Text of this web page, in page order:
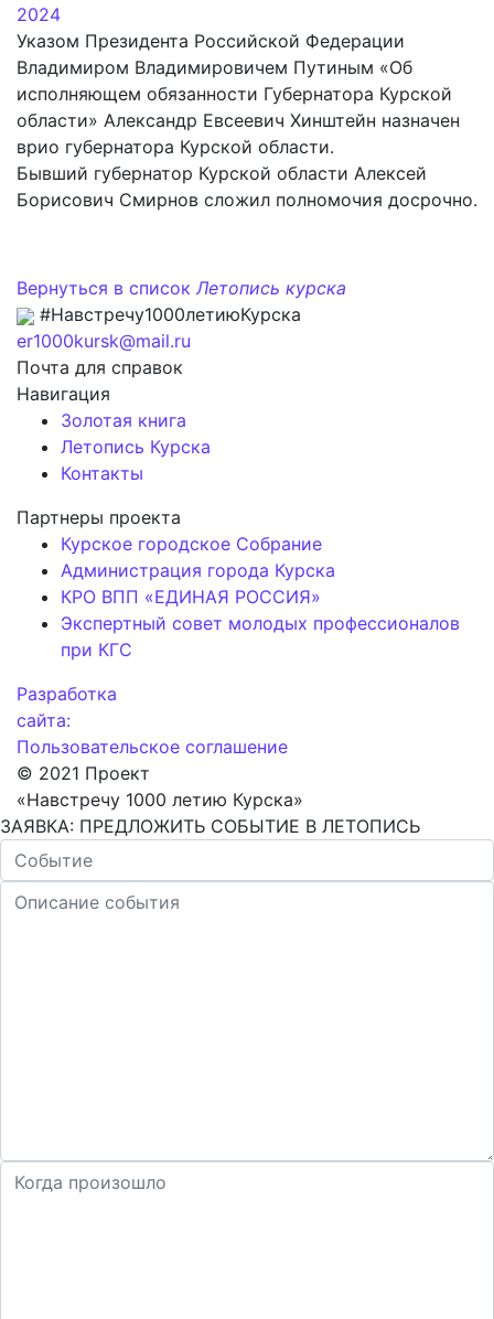
2024
Указом Президента Российской Федерации
Владимиром Владимировичем Путиным «Об
исполняющем обязанности Губернатора Курской
области» Александр Евсеевич Хинштейн назначен
врио губернатора Курской области.
Бывший губернатор Курской области Алексей
Борисович Смирнов сложил полномочия досрочно.
Вернуться в списокЛетопись курска
#Навстречу1000летиюКурска
er1000kursk@mail.ru
Почта для справок
Навигация
Золотая книга
Летопись Курска
Контакты
Партнеры проекта
Курское городское Собрание
Администрация города Курска
КРО ВПП «ЕДИНАЯ РОССИЯ»
Экспертный совет молодых профессионалов
при КГС
Разработка
сайта:
Пользовательское соглашение
© 2021 Проект
«Навстречу 1000 летию Курска»
ЗАЯВКА: ПРЕДЛОЖИТЬ СОБЫТИЕ В ЛЕТОПИСЬ